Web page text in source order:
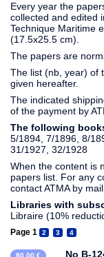
Every year the
collected and edited
Technique Maritime
(17.5x25.5 cm).
The papers are
The list (nb, year) of
given hereafter.
The indicated
of the payment by
The following
5/1894, 7/1896, 8/
31/1927, 32/1928
When the content is
papers list. For any
contact ATMA by
Libraries with
Libraire (10%
Page 1 2 3 4
80,00 €
No B-